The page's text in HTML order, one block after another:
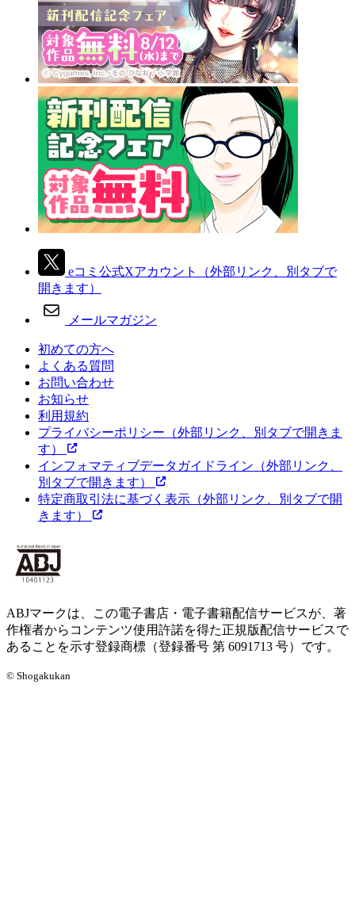
eコミ公式Xアカウント
（外部リンク、別タブで
開きます）
メールマガジン
初めての方へ
よくある質問
お問い合わせ
お知らせ
利用規約
プライバシーポリシー （外部リンク、別タブで開きま
す）
インフォマティブデータガイドライン （外部リンク、
別タブで開きます）
特定商取引法に基づく表示 （外部リンク、別タブで開
きます）
ABJマークは、この電子書店・電子書籍配信サービスが、著
作権者からコンテンツ使用許諾を得た正規版配信サービスで
あることを示す登録商標（登録番号 第 6091713 号）です。
© Shogakukan